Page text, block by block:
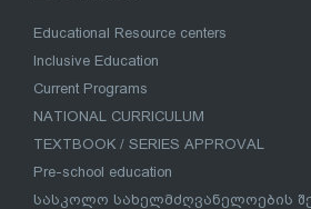
Educational Resource centers
Inclusive Education
Current Programs
NATIONAL CURRICULUM
TEXTBOOK / SERIES APPROVAL
Pre-school education
სასკოლო სახელმძღვანელოების